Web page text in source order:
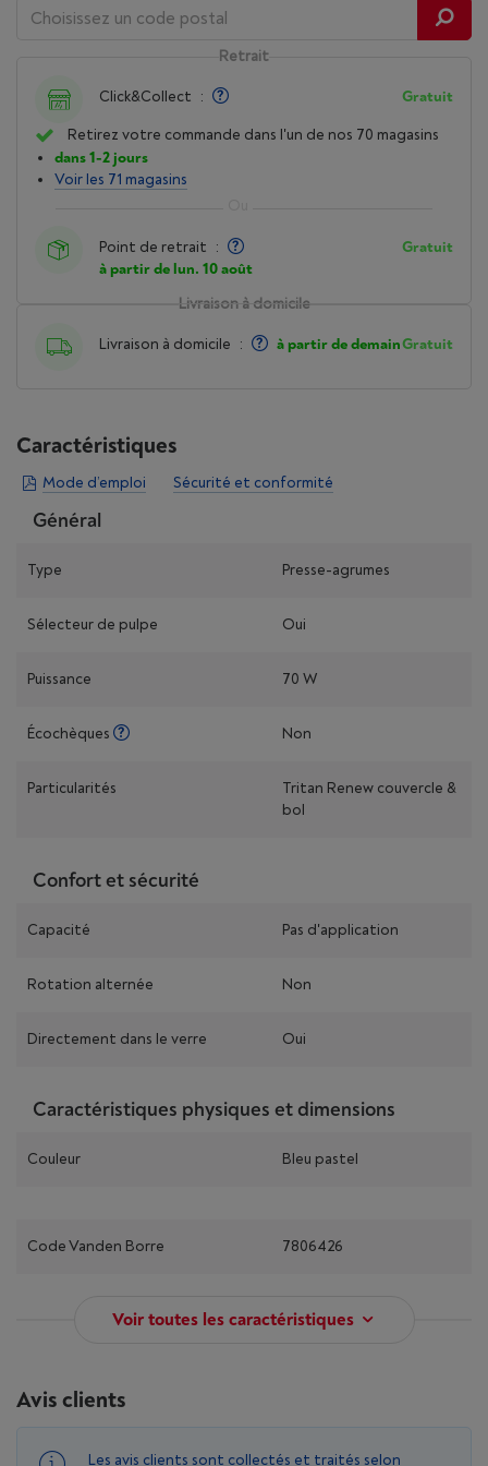
Livraison à domicile
Livraison à domicile : à partir de demainGratuit
Retrait
Click&Collect : Gratuit
Retirez votre commande dans l'un de nos 70 magasins
dans 1-2 jours
Voir les 71 magasins
Point de retrait :
à partir de lun. 10 août
Gratuit
Caractéristiques
Mode d’emploi Sécurité et conformité
Général
Type Presse-agrumes
Sélecteur de pulpe Oui
Puissance 70 W
Écochèques Non
Particularités
Tritan Renew couvercle &
bol
Confort et sécurité
Capacité Pas d'application
Rotation alternée Non
Directement dans le verre Oui
Caractéristiques physiques et dimensions
Couleur Bleu pastel
Code Vanden Borre 7806426
Voir toutes les caractéristiques
Avis clients
Les avis clients sont collectés et traités selon